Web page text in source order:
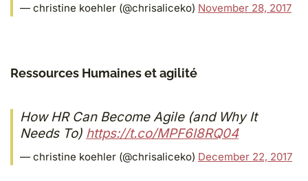
— christine koehler (@chrisaliceko) November 28, 2017
Ressources Humaines et agilité
How HR Can Become Agile (and Why It
Needs To) https://t.co/MPF6I8RQ04
— christine koehler (@chrisaliceko) December 22, 2017